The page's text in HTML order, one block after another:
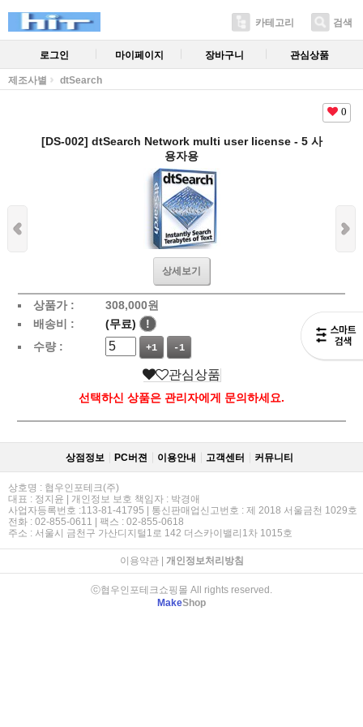
카테고리 검색
로그인 마이페이지 장바구니 관심상품
제조사별 dtSearch
0
[DS-002] dtSearch Network multi user license - 5 사
용자용
상세보기
상품가 : 308,000원
배송비 :
(무료)
!
수량 :
+1 -1
관심상품
선택하신 상품은 관리자에게 문의하세요.
상점정보 PC버젼 이용안내 고객센터 커뮤니티
상호명 : 협우인포테크(주)
대표 : 정지윤 | 개인정보 보호 책임자 : 박경애
사업자등록번호 :113-81-41795 | 통신판매업신고번호 : 제 2018 서울금천 1029호
전화 : 02-855-0611 | 팩스 : 02-855-0618
주소 : 서울시 금천구 가산디지털1로 142 더스카이밸리1차 1015호
이용약관| 개인정보처리방침
ⓒ협우인포테크쇼핑몰 All rights reserved.
MakeShop